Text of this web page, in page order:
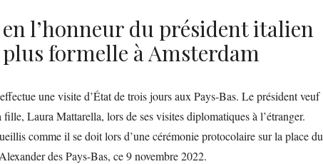
l’honneur du président italien
formelle à Amsterdam
une visite d’État de trois jours aux Pays-Bas. Le président veuf
Laura Mattarella, lors de ses visites diplomatiques à l’étranger.
comme il se doit lors d’une cérémonie protocolaire sur la place du
des Pays-Bas, ce 9 novembre 2022.